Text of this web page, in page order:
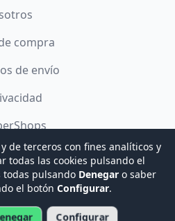
compra
de envío
e Inmótica Ingenieros, S.L.
de terceros con fines analíticos y
todas las cookies pulsando el
todas pulsando Denegar o saber
el botón Configurar.
Configurar